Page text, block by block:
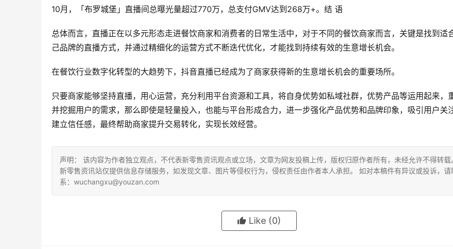
10月，「布罗城堡」直播间总曝光量超过770万，总支付GMV达到268万+。结 语
总体而言，直播正在以多元形态走进餐饮商家和消费者的日常生活中，对于不同的餐饮商家而言，关键是找到适
己品牌的直播方式，并通过精细化的运营方式不断迭代优化，才能找到持续有效的生意增长机会。
在餐饮行业数字化转型的大趋势下，抖音直播已经成为了商家获得新的生意增长机会的重要场所。
只要商家能够坚持直播，用心运营，充分利用平台资源和工具，将自身优势如私域社群，优势产品等运用起来，
并挖掘用户的需求，那么即使是轻量投入，也能与平台形成合力，进一步强化产品优势和品牌印象，吸引用户关注
建立信任感，最终帮助商家提升交易转化，实现长效经营。
声明： 该内容为作者独立观点，不代表新零售资讯观点或立场，文章为网友投稿上传，版权归原作者所有，未经允许不得转载
新零售资讯站仅提供信息存储服务，如发现文章、图片等侵权行为，侵权责任由作者本人承担。 如对本稿件有异议或投诉，请
系：wuchangxu@youzan.com
Like (0)